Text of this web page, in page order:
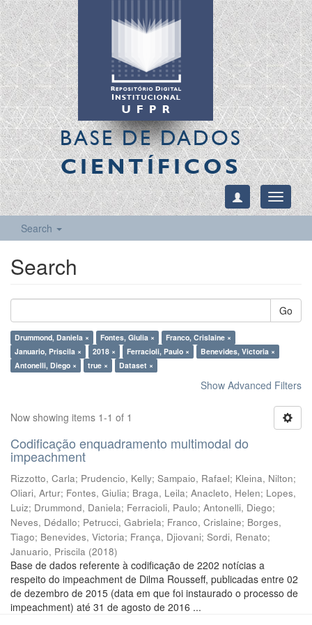
BASE DE DADOS
CIENTÍFICOS
Toggle
Search
Search
Go
Drummond, Daniela × Fontes, Giulia ×
Franco, Crislaine ×
Januario, Priscila ×
2018 × Ferracioli, Paulo ×
Benevides, Victoria ×
Antonelli, Diego ×
true × Dataset ×
Show Advanced Filters
Now showing items 1-1 of 1
Codificação enquadramento multimodal do
impeachment
Rizzotto, Carla; Prudencio, Kelly; Sampaio, Rafael; Kleina, Nilton;
Oliari, Artur; Fontes, Giulia; Braga, Leila; Anacleto, Helen; Lopes,
Luiz; Drummond, Daniela; Ferracioli, Paulo; Antonelli, Diego;
Neves, Dédallo; Petrucci, Gabriela; Franco, Crislaine; Borges,
Tiago; Benevides, Victoria; França, Djiovani; Sordi, Renato;
Januario, Priscila (2018)
Base de dados referente à codificação de 2202 notícias a
respeito do impeachment de Dilma Rousseff, publicadas entre 02
de dezembro de 2015 (data em que foi instaurado o processo de
impeachment) até 31 de agosto de 2016 ...